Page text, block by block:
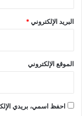
ب
ة
ل
م
البريد الإلكتروني*
الموقع الإلكتروني
احفظ اسمي، بريدي